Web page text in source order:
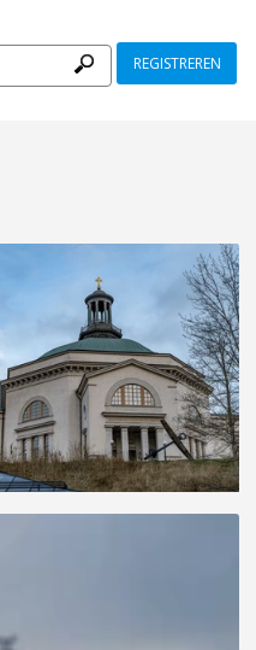
REGISTREREN